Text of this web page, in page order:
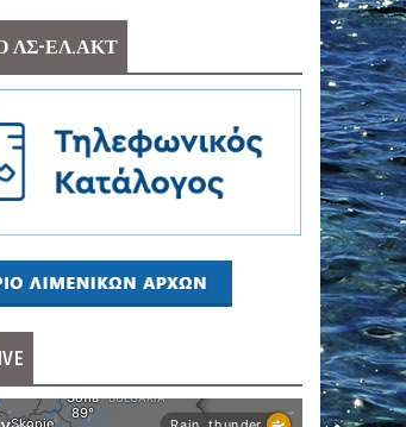
ΛΣ-ΕΛ.ΑΚΤ